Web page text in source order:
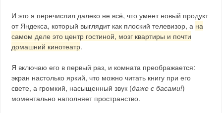
И это я перечислил далеко не всё, что умеет новый продукт
от Яндекса, который выглядит как плоский телевизор, а на
самом деле это центр гостиной, мозг квартиры и почти
домашний кинотеатр.
Я включаю его в первый раз, и комната преображается:
экран настолько яркий, что можно читать книгу при его
свете, а громкий, насыщенный звук (даже с басами!)
моментально наполняет пространство.